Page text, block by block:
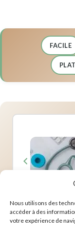
Nous utilisons des
accéder à des
votre expérience de
FACILE